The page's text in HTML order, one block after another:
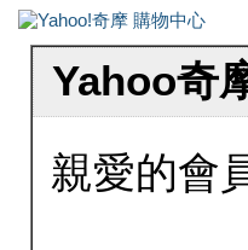
Yahoo奇
親愛的會